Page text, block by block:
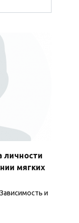
личности
мягких
и